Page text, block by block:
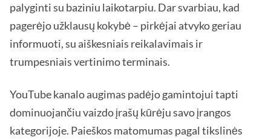
palyginti su baziniu laikotarpiu. Dar svarbiau, kad
pagerėjo užklausų kokybė – pirkėjai atvyko geriau
informuoti, su aiškesniais reikalavimais ir
trumpesniais vertinimo terminais.
YouTube kanalo augimas padėjo gamintojui tapti
dominuojančiu vaizdo įrašų kūrėju savo įrangos
kategorijoje. Paieškos matomumas pagal tikslinės